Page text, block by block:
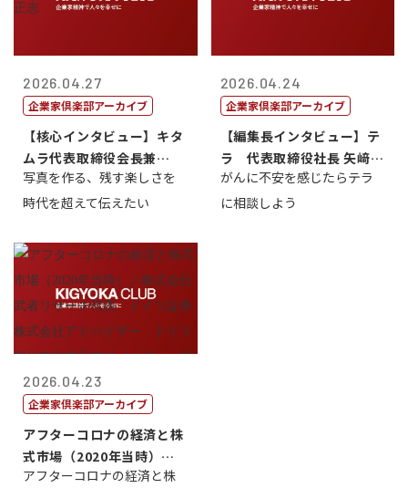
2026.04.27
企業家倶楽部アーカイブ
【核心インタビュー】キタ
ムラ代表取締役会長兼
CEO 北村正志
写真を作る、残す楽しさを
時代を超えて伝えたい
2026.04.24
企業家倶楽部アーカイブ
【編集長インタビュー】テ
ラ 代表取締役社長 矢﨑雄
一郎
がんに不安を感じたらテラ
に相談しよう
2026.04.23
企業家倶楽部アーカイブ
アフターコロナの経済と株
式市場（2020年当時）／
株式会社武...
アフターコロナの経済と株